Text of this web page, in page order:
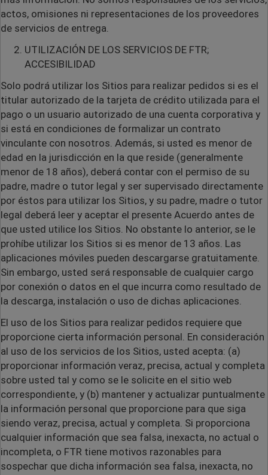
actos, omisiones ni representaciones de los proveedores
de servicios de entrega.
UTILIZACIÓN DE LOS SERVICIOS DE FTR;
ACCESIBILIDAD
Solo podrá utilizar los Sitios para realizar pedidos si es el
titular autorizado de la tarjeta de crédito utilizada para el
pago o un usuario autorizado de una cuenta corporativa y
si está en condiciones de formalizar un contrato
vinculante con nosotros. Además, si usted es menor de
edad en la jurisdicción en la que reside (generalmente
menor de 18 años), deberá contar con el permiso de su
padre, madre o tutor legal y ser supervisado directamente
por éstos para utilizar los Sitios, y su padre, madre o tutor
legal deberá leer y aceptar el presente Acuerdo antes de
que usted utilice los Sitios. No obstante lo anterior, se le
prohíbe utilizar los Sitios si es menor de 13 años. Las
aplicaciones móviles pueden descargarse gratuitamente.
Sin embargo, usted será responsable de cualquier cargo
por conexión o datos en el que incurra como resultado de
la descarga, instalación o uso de dichas aplicaciones.
El uso de los Sitios para realizar pedidos requiere que
proporcione cierta información personal. En consideración
al uso de los servicios de los Sitios, usted acepta: (a)
proporcionar información veraz, precisa, actual y completa
sobre usted tal y como se le solicite en el sitio web
correspondiente, y (b) mantener y actualizar puntualmente
la información personal que proporcione para que siga
siendo veraz, precisa, actual y completa. Si proporciona
cualquier información que sea falsa, inexacta, no actual o
incompleta, o FTR tiene motivos razonables para
sospechar que dicha información sea falsa, inexacta, no